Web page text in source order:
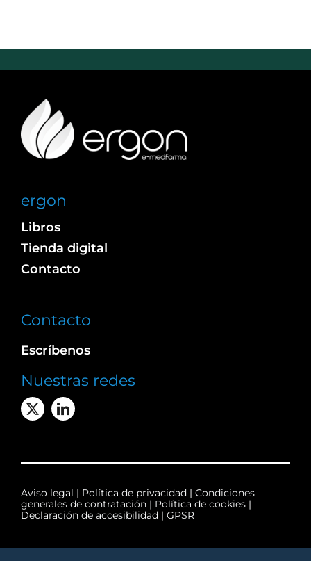
ergon
Libros
Tienda digital
Contacto
Contacto
Escríbenos
Nuestras redes
Aviso legal | Política de privacidad | Condiciones
generales de contratación| Política de cookies|
Declaración de accesibilidad | GPSR